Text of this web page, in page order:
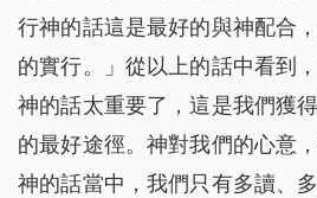
行神的話這是最好的與神配合
的實行。
」從以上的話中看到
神的話太重要了，這是我們獲
的最好途徑。神對我們的心意
神的話當中，我們只有多讀、